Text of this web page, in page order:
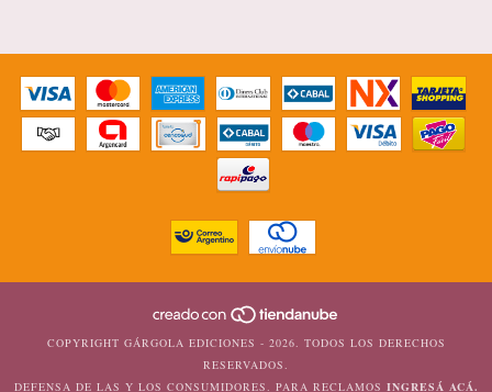
COPYRIGHT GÁRGOLA EDICIONES - 2026. TODOS LOS DERECHOS
RESERVADOS.
DEFENSA DE LAS Y LOS CONSUMIDORES. PARA RECLAMOS INGRESÁ ACÁ.